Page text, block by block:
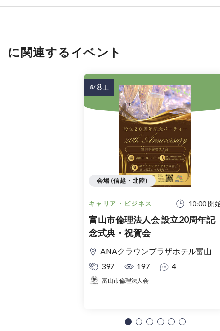
に関連するイベント
キャリア・ビジネス 10:00 開
富山市倫理法人会 設立20周年記
念式典・祝賀会
ANAクラウンプラザホテル富山
397
197 4
富山市倫理法人会
会場 (信越・北陸)
8/ 8土